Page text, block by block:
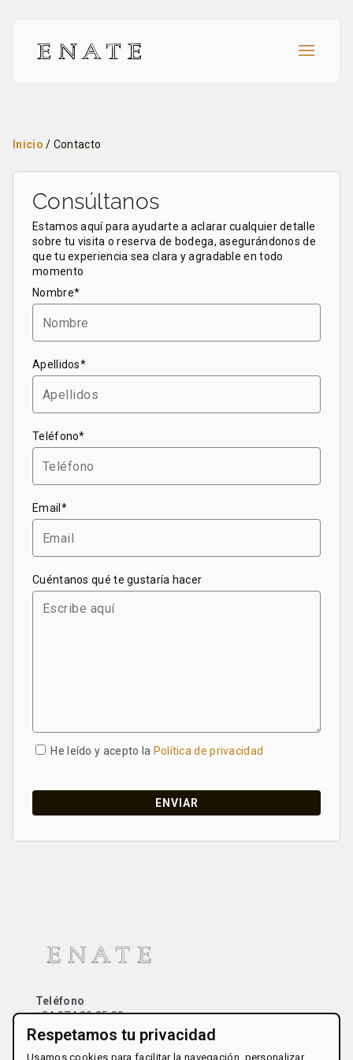
Inicio / Contacto
Consúltanos
Estamos aquí para ayudarte a aclarar cualquier detalle
sobre tu visita o reserva de bodega, asegurándonos de
que tu experiencia sea clara y agradable en todo
momento
Nombre*
Apellidos*
Teléfono*
Email*
Cuéntanos qué te gustaría hacer
He leído y acepto la Política de privacidad
Teléfono
+34 974 30 25 80
Respetamos tu privacidad
Usamos cookies para facilitar la navegación, personalizar